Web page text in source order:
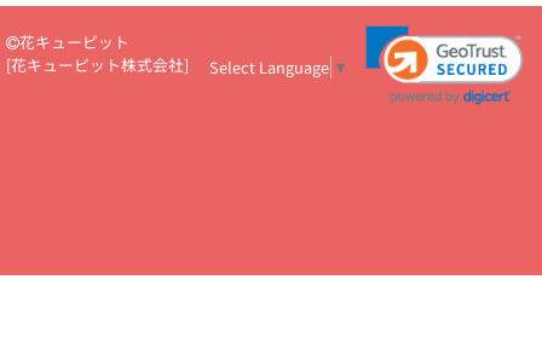
ール
新築引っ越し祝いコラム お祝い花のマナー総まとめ
職
場上司や先輩へ贈るお祝い花の正解は？
開店祝いの花 選び方ガイ
あり)
花キューピット×専門家
CO2排出量削減 / SDGsを考える
花キューピット
[花キューピット株式会社] Select Language ▼